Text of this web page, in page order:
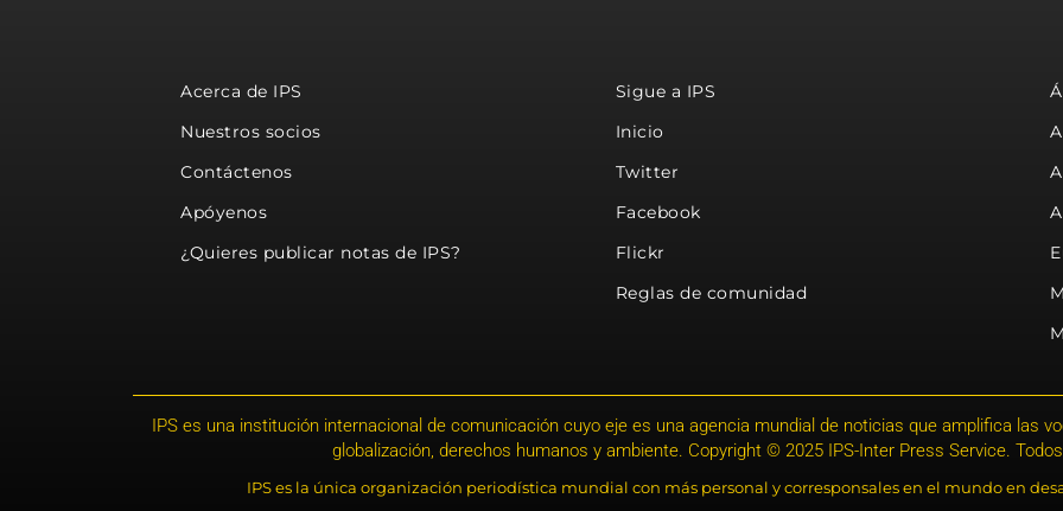
Acerca de IPS
Nuestros socios
Contáctenos
Apóyenos
¿Quieres publicar notas de IPS?
Sigue a IPS
Inicio
Twitter
Facebook
Flickr
Reglas de comunidad
IPS es una institución internacional de comunicación cuyo eje es una agencia mundial de noticias que amplifica las
globalización, derechos humanos y ambiente. Copyright © 2025 IPS-Inter Press Service.
IPS es la única organización periodística mundial con más personal y corresponsales en el mundo en